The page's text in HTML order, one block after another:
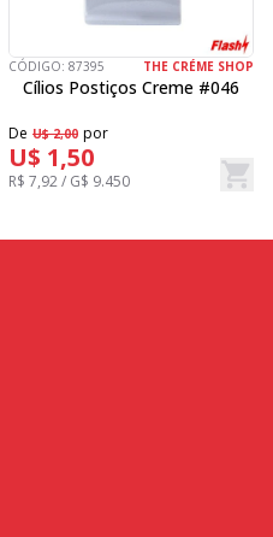
CÓDIGO: 87395 THE CRÉME SHOP
Cílios Postiços Creme #046
De U$ 2,00 por
U$ 1,50
R$ 7,92 / G$ 9.450